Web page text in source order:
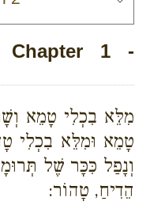
Chapter 1 -
מִלֵּא בִכְלִי טָמֵא
טָמֵא וּמִלֵּא בִכְלִי
וְנָפַל כִּכָּר שֶׁל
הֵדִיחַ, טָהוֹר: